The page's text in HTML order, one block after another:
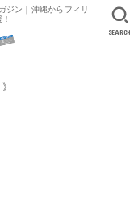
ジン｜沖縄からフィリ
SEARCH